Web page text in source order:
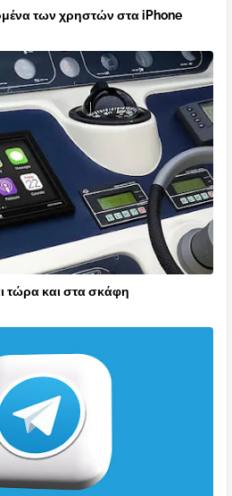
των χρηστών στα iPhone
τώρα και στα σκάφη